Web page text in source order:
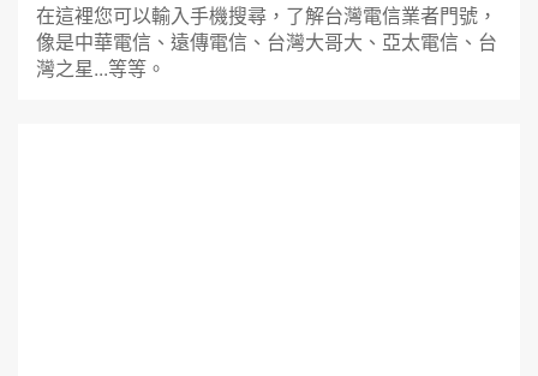
在這裡您可以輸入手機搜尋，了解台灣電信業者門號，
像是中華電信、遠傳電信、台灣大哥大、亞太電信、台
灣之星...等等。